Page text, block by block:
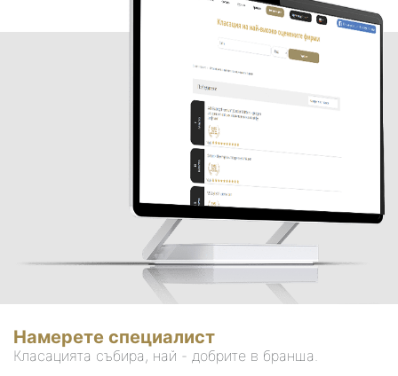
Намерете специалист
Класацията събира, най - добрите в бранша.